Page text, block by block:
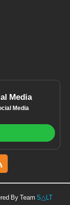
Media
Media
By Team S△LT